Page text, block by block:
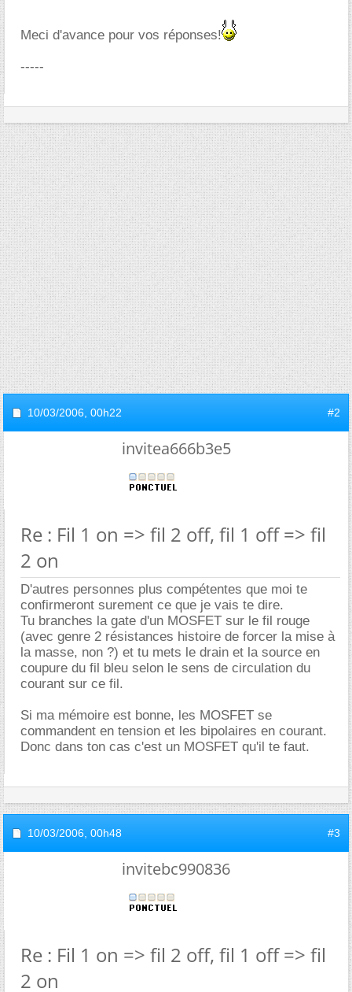
Meci d'avance pour vos réponses!
-----
10/03/2006, 00h22 #2
invitea666b3e5
Re : Fil 1 on => fil 2 off, fil 1 off => fil
2 on
D'autres personnes plus compétentes que moi te
confirmeront surement ce que je vais te dire.
Tu branches la gate d'un MOSFET sur le fil rouge
(avec genre 2 résistances histoire de forcer la mise à
la masse, non ?) et tu mets le drain et la source en
coupure du fil bleu selon le sens de circulation du
courant sur ce fil.
Si ma mémoire est bonne, les MOSFET se
commandent en tension et les bipolaires en courant.
Donc dans ton cas c'est un MOSFET qu'il te faut.
10/03/2006, 00h48 #3
invitebc990836
Re : Fil 1 on => fil 2 off, fil 1 off => fil
2 on